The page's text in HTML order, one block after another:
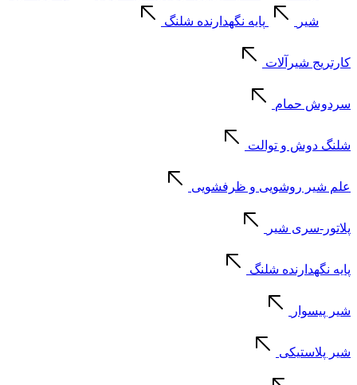
شیر پایه نگهدارنده شلنگ
کارتریج شیرآلات
سردوش حمام
شلنگ دوش و توالت
علم شیر روشویی و ظرفشویی
پلاتور-سری شیر
پایه نگهدارنده شلنگ
شیر پیسوار
شیر پلاستیکی